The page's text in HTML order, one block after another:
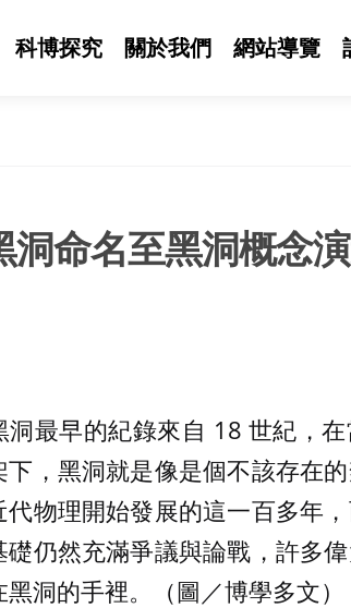
科博探究 關於我們 網站導覽
命名至黑洞概念
洞最早的紀錄來自 18 世紀，
下，黑洞就是像是個不該存在
代物理開始發展的這一百多年
礎仍然充滿爭議與論戰，許多
洞的手裡。（圖／博學多文）